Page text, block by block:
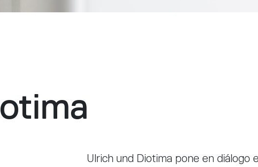
Ulrich und Diotima pone en diálogo